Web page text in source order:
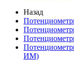
Назад
ИМ)